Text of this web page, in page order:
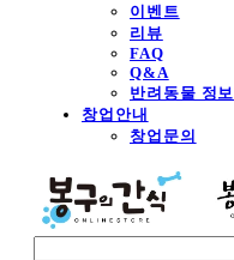
이벤트
리뷰
FAQ
Q&A
반려동물 정보
창업안내
창업문의